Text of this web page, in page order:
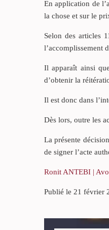
En application de
la chose et sur le
Selon des articles
l’accomplissement
Il apparaît ainsi
d’obtenir la
Il est donc dans
Dès lors, outre les
La présente
de signer l’acte
Ronit ANTEBI |
Publié le 21 février